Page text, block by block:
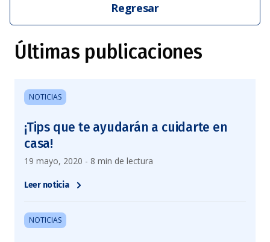
Regresar
Últimas publicaciones
NOTICIAS
¡Tips que te ayudarán a cuidarte en
casa!
19 mayo, 2020 - 8 min de lectura
Leer noticia
NOTICIAS